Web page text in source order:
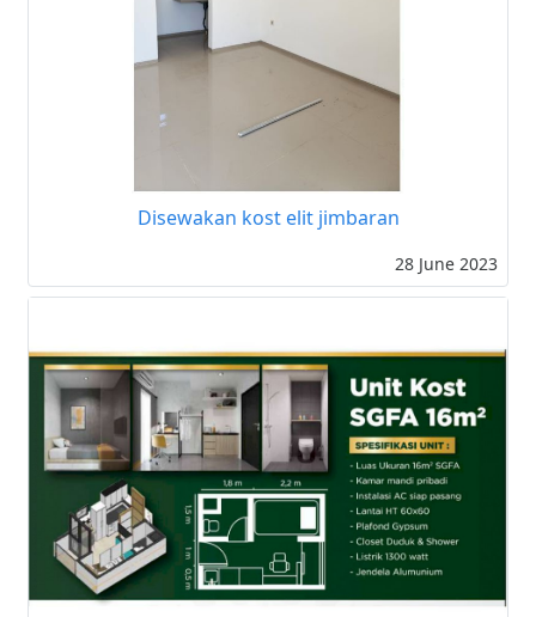
Disewakan kost elit jimbaran
28 June 2023